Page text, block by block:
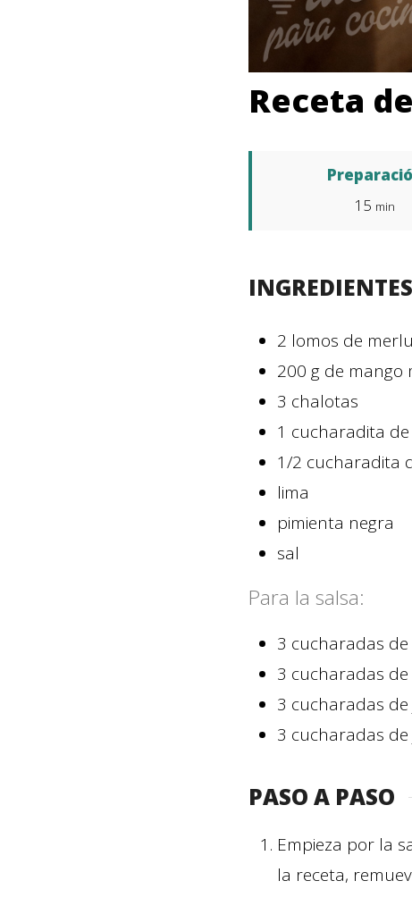
Receta
15 min
INGREDIENTES
2 lomos de
200 g de mango
3 chalotas
1 cucharadita
1/2 cucharadita
lima
pimienta negra
sal
Para la salsa:
3 cucharadas
3 cucharadas
3 cucharadas
3 cucharadas
PASO A PASO
Empieza por la
la receta,